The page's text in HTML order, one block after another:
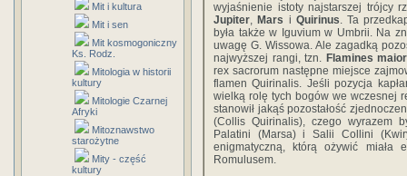
Mit i kultura
Mit i sen
Mit kosmogoniczny
Ks. Rodz.
Mitologia w historii
kultury
Mitologie Czarnej
Afryki
Mitoznawstwo
starożytne
Mity - część
kultury
wyjaśnienie istoty najstarszej trójcy
Jupiter, Mars i Quirinus. Ta
była także w Iguvium w Umbrii. Na
uwagę G. Wissowa. Ale zagadką
najwyższej rangi, tzn. Flamines
rex sacrorum następne miejsce
flamen Quirinalis. Jeśli pozycja
wielką rolę tych bogów we wczesnej
stanowił jakąś pozostałość
(Collis Quirinalis), czego wyrazem
Palatini (Marsa) i Salii Collini
enigmatyczną, którą ożywić miała
Romulusem.